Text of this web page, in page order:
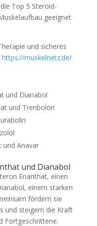
Top 5 Steroid-
geeignet
und sicheres
https://muskelnetz.de/
und Dianabol
und Trenbolon
und Anavar
und Dianabol
Enanthat, einen
einem starken
fördern sie
und steigern die Kraft
Fortgeschrittene.